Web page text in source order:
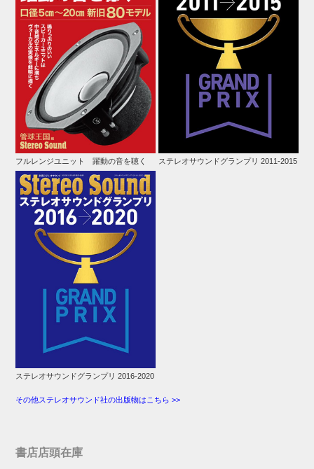
フルレンジユニット 躍動の音を聴く ステレオサウンドグランプリ 2011-2015
ステレオサウンドグランプリ 2016-2020
その他ステレオサウンド社の出版物はこちら >>
書店店頭在庫